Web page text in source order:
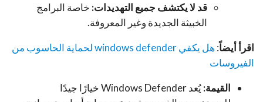
قد لا يكتشف جميع التهديدات: خاصة البرامج
الخبيثة الجديدة وغير المعروفة.
اقرأ أيضاً:
هل يكفي windows defender لحماية الحاسوب من
الفيروسات
القيمة:
يُعد Windows Defender خيارًا جيدًا